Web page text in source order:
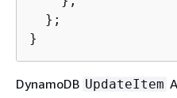
  };
}
DynamoDB UpdateItem